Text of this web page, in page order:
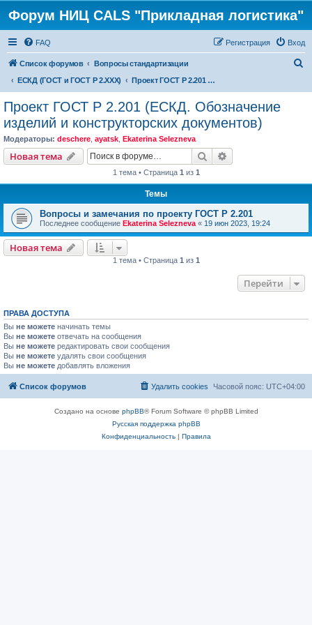
Форум НИЦ CALS "Прикладная логистика"
FAQ Вход
Регистрация
Список форумов
Вопросы стандартизации
ЕСКД (ГОСТ и ГОСТ Р 2.ХХХ)
Проект ГОСТ Р 2.201 (ЕСКД. Обозначение изделий и конструкторских документов)
Проект ГОСТ Р 2.201 (ЕСКД. Обозначение
изделий и конструкторских документов)
Модераторы: deschere ayatsk Ekaterina Selezneva
Новая тема Поиск
1 тема • Страница 1 из 1
Темы
Вопросы и замечания по проекту ГОСТ Р 2.201
Последнее сообщение Ekaterina Selezneva « 19 июн 2023, 19:24
Новая тема
1 тема • Страница 1 из 1
Перейти
ПРАВА ДОСТУПА
Вы не можете начинать темы
Вы не можете отвечать на сообщения
Вы не можете редактировать свои сообщения
Вы не можете удалять свои сообщения
Вы не можете добавлять вложения
Список форумов Часовой пояс: UTC+04:00
Удалить cookies
Создано на основе phpBB® Forum Software © phpBB Limited
Русская поддержка phpBB
Конфиденциальность| Правила